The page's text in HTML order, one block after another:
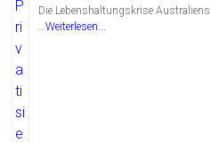
Die Lebenshaltungskrise
…Weiterlesen...